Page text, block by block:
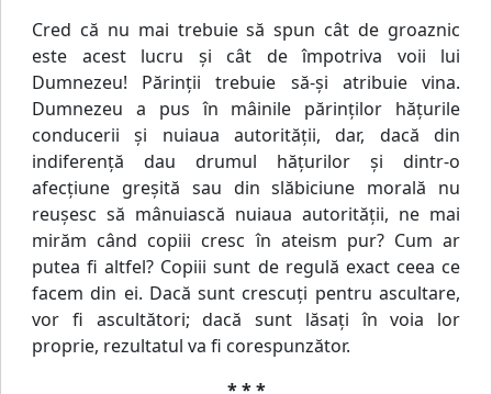
Cred că nu mai trebuie să spun cât de groaznic
este acest lucru şi cât de împotriva voii lui
Dumnezeu! Părinţii trebuie să-şi atribuie vina.
Dumnezeu a pus în mâinile părinţilor hăţurile
conducerii şi nuiaua autorităţii, dar, dacă din
indiferenţă dau drumul hăţurilor şi dintr-o
afecţiune greşită sau din slăbiciune morală nu
reuşesc să mânuiască nuiaua autorităţii, ne mai
mirăm când copiii cresc în ateism pur? Cum ar
putea fi altfel? Copiii sunt de regulă exact ceea ce
facem din ei. Dacă sunt crescuţi pentru ascultare,
vor fi ascultători; dacă sunt lăsaţi în voia lor
proprie, rezultatul va fi corespunzător.